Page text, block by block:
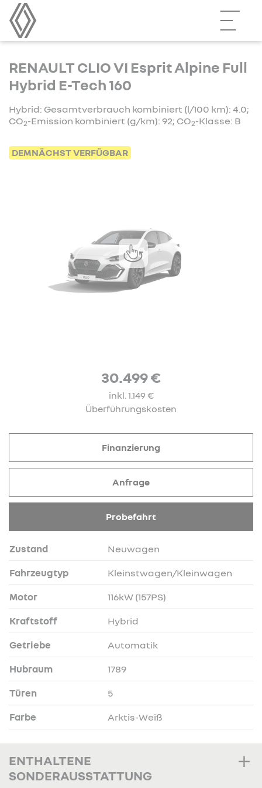
RENAULT CLIO VI Esprit Alpine Full
Hybrid E-Tech 160
Hybrid: Gesamtverbrauch kombiniert (l/100 km): 4.0;
CO2-Emission kombiniert (g/km): 92; CO2-Klasse: B
DEMNÄCHST VERFÜGBAR
30.499 €
inkl. 1.149 €
Überführungskosten
Zustand Neuwagen
Fahrzeugtyp Kleinstwagen/Kleinwagen
Motor 116kW (157PS)
Kraftstoff Hybrid
Getriebe Automatik
Hubraum 1789
Türen 5
Farbe Arktis-Weiß
Finanzierung
Anfrage
Probefahrt
ENTHALTENE
SONDERAUSSTATTUNG